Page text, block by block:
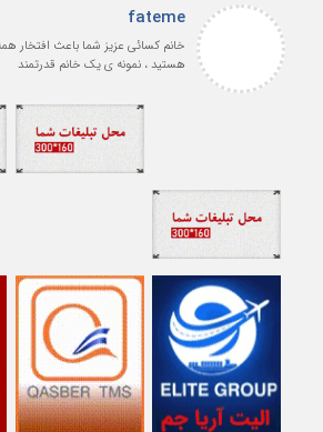
fateme
خانم کسائی عزیز شما باعث افتخار
هستید ، نمونه ی یک خانم قدرتمند